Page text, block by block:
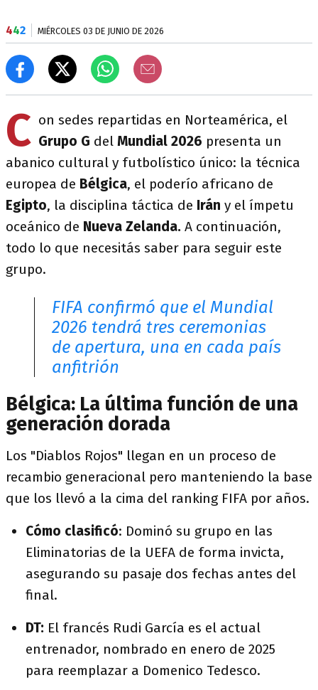
442 MIÉRCOLES 03 DE JUNIO DE 2026
C on sedes repartidas en Norteamérica, el
Grupo G del Mundial 2026 presenta un
abanico cultural y futbolístico único: la técnica
europea de Bélgica, el poderío africano de
Egipto, la disciplina táctica de Irán y el ímpetu
oceánico de Nueva Zelanda. A continuación,
todo lo que necesitás saber para seguir este
grupo.
FIFA confirmó que el Mundial
2026 tendrá tres ceremonias
de apertura, una en cada país
anfitrión
Bélgica: La última función de una
generación dorada
Los "Diablos Rojos" llegan en un proceso de
recambio generacional pero manteniendo la base
que los llevó a la cima del ranking FIFA por años.
Cómo clasificó: Dominó su grupo en las
Eliminatorias de la UEFA de forma invicta,
asegurando su pasaje dos fechas antes del
final.
DT: El francés Rudi García es el actual
entrenador, nombrado en enero de 2025
para reemplazar a Domenico Tedesco.